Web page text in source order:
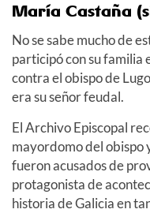
María Castaña
No se sabe mucho de
participó con su familia
contra el obispo de
era su señor feudal.
El Archivo Episcopal
mayordomo del obispo
fueron acusados de
protagonista de
historia de Galicia en